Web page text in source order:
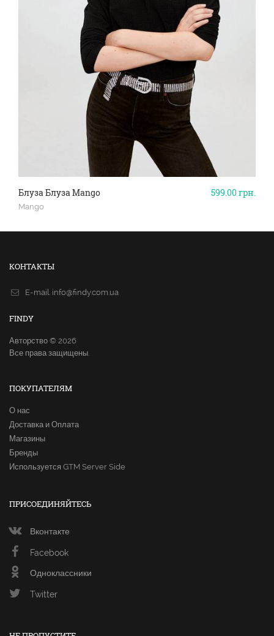
599.00грн.
Блуза Блуза Mango
Mango
КОНТАКТЫ
E-mail. info@findy.com.ua
FINDY
Авторство © 2026
Все права защищены.
ПОКУПАТЕЛЯМ
О нас
Доставка и Оплата
Магазины
Бренды
Используется GTM Server Side
ПРИСОЕДИНЯЙТЕСЬ
Вконтакте
Facebook
Одноклассники
Twitter